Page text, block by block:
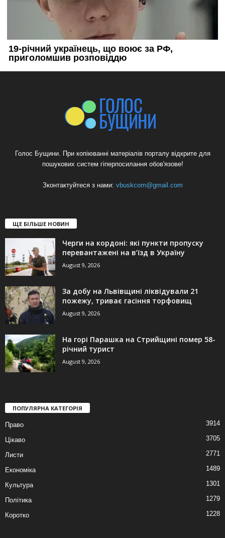
Голос Бущини. При копіюванні матеріалів порталу відкрите для
пошукових систем гіперпосилання обов'язове!
Зконтактуйтеся з нами: vbuskcom@gmail.com
ЩЕ БІЛЬШЕ НОВИН
Черги на кордоні: які пункти пропуску
перевантажені на в’їзд в Україну
August 9, 2026
За добу на Львівщині ліквідували 21
пожежу, триває гасіння торфовищ
August 9, 2026
На горі Парашка на Стрийщині помер 58-
річний турист
August 9, 2026
ПОПУЛЯРНА КАТЕГОРІЯ
Право 3914
Цікаво 3705
Листи 2771
Економіка 1489
Культура 1301
Політика 1279
Коротко 1228